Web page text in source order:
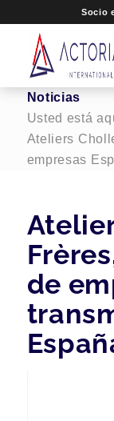
Socio
Noticias
Usted está
Ateliers
empresas
de